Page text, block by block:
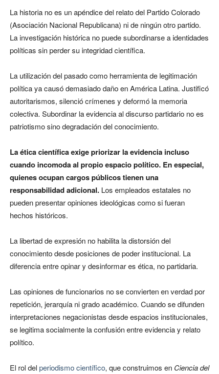
La historia no es un apéndice del relato del Partido Colorado
(Asociación Nacional Republicana) ni de ningún otro partido.
La investigación histórica no puede subordinarse a identidades
políticas sin perder su integridad científica.
La utilización del pasado como herramienta de legitimación
política ya causó demasiado daño en América Latina. Justificó
autoritarismos, silenció crímenes y deformó la memoria
colectiva. Subordinar la evidencia al discurso partidario no es
patriotismo sino degradación del conocimiento.
La ética científica exige priorizar la evidencia incluso
cuando incomoda al propio espacio político. En especial,
quienes ocupan cargos públicos tienen una
responsabilidad adicional. Los empleados estatales no
pueden presentar opiniones ideológicas como si fueran
hechos históricos.
La libertad de expresión no habilita la distorsión del
conocimiento desde posiciones de poder institucional. La
diferencia entre opinar y desinformar es ética, no partidaria.
Las opiniones de funcionarios no se convierten en verdad por
repetición, jerarquía ni grado académico. Cuando se difunden
interpretaciones negacionistas desde espacios institucionales,
se legitima socialmente la confusión entre evidencia y relato
político.
El rol delperiodismo científico, que construimos en Ciencia del